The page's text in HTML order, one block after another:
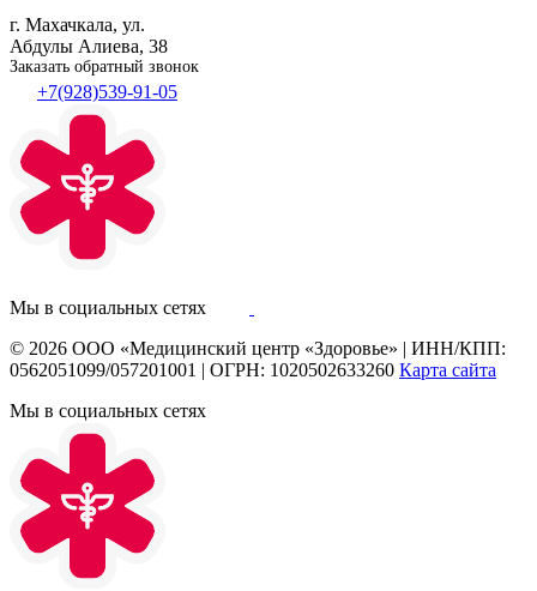
г. Махачкала, ул.
Абдулы Алиева, 38
Заказать обратный звонок
+7(928)539-91-05
Мы в социальных сетях
© 2026 ООО «Медицинский центр «Здоровье» | ИНН/КПП:
0562051099/057201001 | ОГРН: 1020502633260 Карта сайта
Мы в социальных сетях